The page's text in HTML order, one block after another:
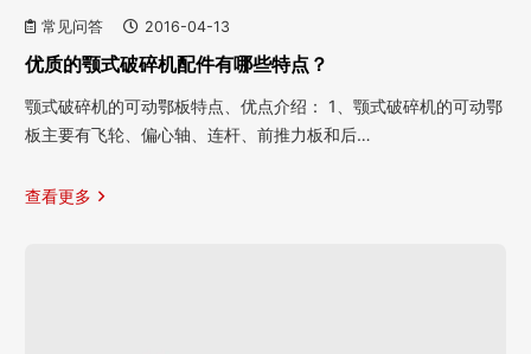
常见问答 2016-04-13
优质的颚式破碎机配件有哪些特点？
颚式破碎机的可动鄂板特点、优点介绍： 1、颚式破碎机的可动鄂
板主要有飞轮、偏心轴、连杆、前推力板和后…
查看更多